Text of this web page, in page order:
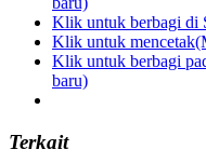
Klik untuk berbagi di
Klik untuk
Klik untuk berbagi
baru)
Terkait